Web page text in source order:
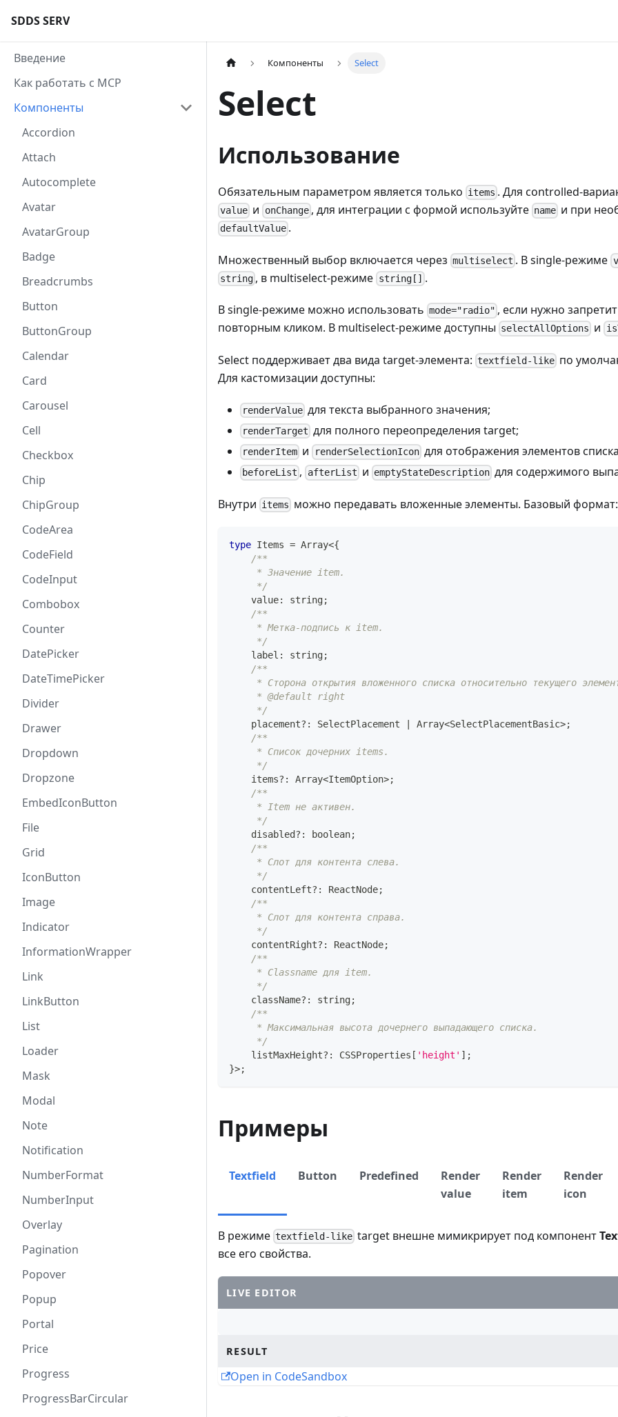
SDDS SERV
Введение
Как работать с MCP
Компоненты
Accordion
Attach
Autocomplete
Avatar
AvatarGroup
Badge
Breadcrumbs
Button
ButtonGroup
Calendar
Card
Carousel
Cell
Checkbox
Chip
ChipGroup
CodeArea
CodeField
CodeInput
Combobox
Counter
DatePicker
DateTimePicker
Divider
Drawer
Dropdown
Dropzone
EmbedIconButton
File
Grid
IconButton
Image
Indicator
InformationWrapper
Link
LinkButton
List
Loader
Mask
Modal
Note
Notification
NumberFormat
NumberInput
Overlay
Pagination
Popover
Popup
Portal
Price
Progress
ProgressBarCircular
Компоненты Select
Select
Использование
Обязательным параметром является только items . Для controlled-
value и onChange, для интеграции с формой используйте name и при
defaultValue .
Множественный выбор включается через multiselect . В single-режиме
string , в multiselect-режиме string[] .
В single-режиме можно использовать mode="radio" , если нужно
повторным кликом. В multiselect-режиме доступны selectAllOptions и
Select поддерживает два вида target-элемента: textfield-like по
Для кастомизации доступны:
renderValue для текста выбранного значения;
renderTarget для полного переопределения target;
renderItem и renderSelectionIconдля отображения элементов
beforeList , afterList и emptyStateDescription для содержимого
Внутри items можно передавать вложенные элементы. Базовый формат:
type Items = Array<{
/**
     * Значение item.
     */
    value
: string;
/**
     * Метка-подпись к item.
     */
    label
: string;
/**
* Сторона открытия вложенного списка относительно текущего
     * @default right
     */
    placement
? : SelectPlacement Array<SelectPlacementBasic>;
/**
     * Список дочерних items.
     */
    items
? : Array<ItemOption>;
/**
     * Item не активен.
     */
    disabled
? : boolean;
/**
     * Слот для контента слева.
     */
    contentLeft
? : ReactNode;
/**
     * Слот для контента справа.
     */
    contentRight
? : ReactNode;
/**
     * Classname для item.
     */
    className
? : string;
/**
     * Максимальная высота дочернего выпадающего списка.
     */
    listMaxHeight
? : CSSProperties [ 'height' ] ;
}>;
Примеры
Textfield Button Predefined
Render
value
Render
item
Render
icon
В режиме textfield-like target внешне мимикрирует под компонент
все его свойства.
LIVE EDITOR
RESULT
Open in CodeSandbox